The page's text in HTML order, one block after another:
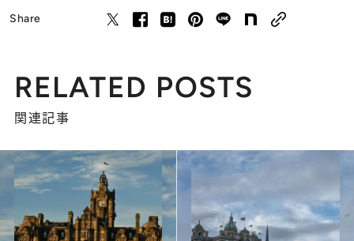
Share
RELATED POSTS
関連記事